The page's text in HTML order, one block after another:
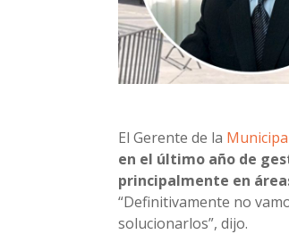
El Gerente de la
en el último año de
principalmente en
“Definitivamente no
solucionarlos”, dijo.